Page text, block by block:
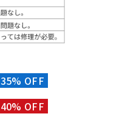
35% OFF
40% OFF